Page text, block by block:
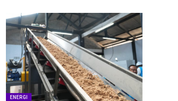
ENERGI